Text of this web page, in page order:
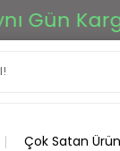
Çok Satan